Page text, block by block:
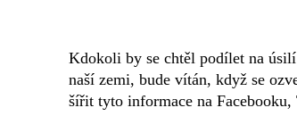
Kdokoli by se chtěl podílet na
naší zemi, bude vítán, když se
šířit tyto informace na Facebooku,